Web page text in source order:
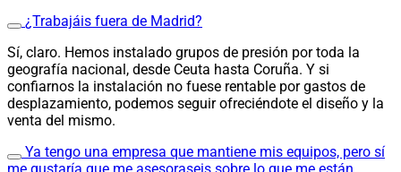
¿Trabajáis fuera de Madrid?
Sí, claro. Hemos instalado grupos de presión por toda la
geografía nacional, desde Ceuta hasta Coruña. Y si
confiarnos la instalación no fuese rentable por gastos de
desplazamiento, podemos seguir ofreciéndote el diseño y la
venta del mismo.
Ya tengo una empresa que mantiene mis equipos, pero sí